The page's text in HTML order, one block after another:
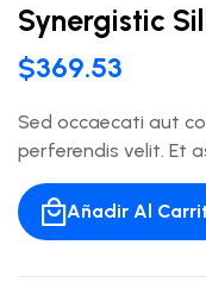
Synergistic
$369.53
Sed occaecati aut
perferendis velit. Et
Añadir Al